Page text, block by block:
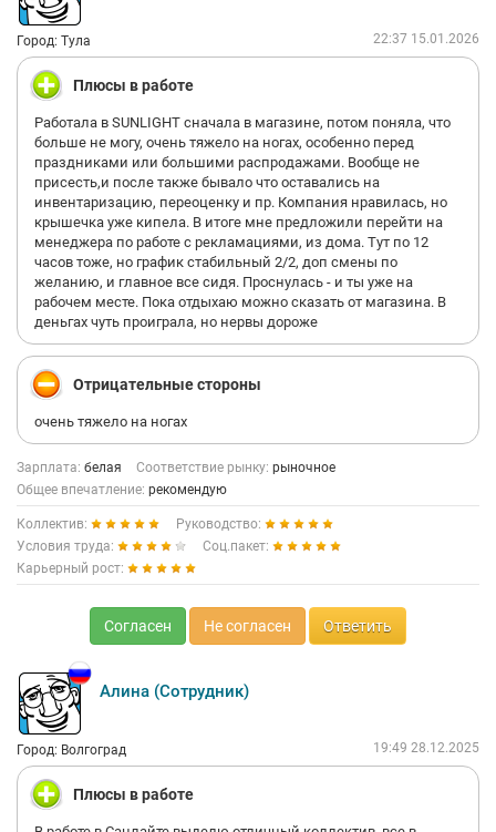
Город: Тула 22:37 15.01.2026
Плюсы в работе
Работала в SUNLIGHT сначала в магазине, потом поняла, что
больше не могу, очень тяжело на ногах, особенно перед
праздниками или большими распродажами. Вообще не
присесть,и после также бывало что оставались на
инвентаризацию, переоценку и пр. Компания нравилась, но
крышечка уже кипела. В итоге мне предложили перейти на
менеджера по работе с рекламациями, из дома. Тут по 12
часов тоже, но график стабильный 2/2, доп смены по
желанию, и главное все сидя. Проснулась - и ты уже на
рабочем месте. Пока отдыхаю можно сказать от магазина. В
деньгах чуть проиграла, но нервы дороже
Отрицательные стороны
очень тяжело на ногах
Зарплата: белая Соответствие рынку: рыночное
Общее впечатление: рекомендую
Коллектив:
Руководство:
Условия труда:
Соц.пакет:
Карьерный рост:
Согласен Не согласен Ответить
Алина (Сотрудник)
Город: Волгоград 19:49 28.12.2025
Плюсы в работе